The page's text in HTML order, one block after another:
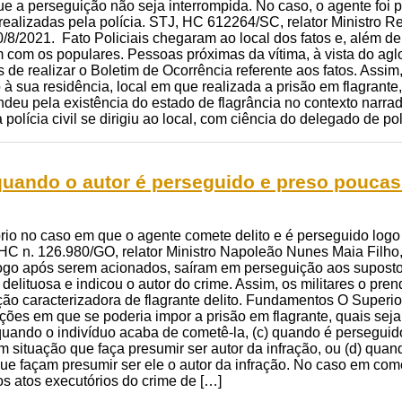
a perseguição não seja interrompida. No caso, o agente foi
pela polícia. STJ, HC 612264/SC, relator Ministro
8/2021. Fato Policiais chegaram ao local dos fatos e, além
com os populares. Pessoas próximas da vítima, à vista do
de realizar o Boletim de Ocorrência referente aos fatos.
sua residência, local em que realizada a prisão em
pela existência do estado de flagrância no contexto
polícia civil se dirigiu ao local, com ciência do delegado de
o autor é perseguido e preso
no caso em que o agente comete delito e é perseguido
n. 126.980/GO, relator Ministro Napoleão Nunes Maia
após serem acionados, saíram em perseguição aos
e indicou o autor do crime. Assim, os militares o
caracterizadora de flagrante delito. Fundamentos O
em que se poderia impor a prisão em flagrante, quais
o indivíduo acaba de cometê-la, (c) quando é
situação que faça presumir ser autor da infração, ou (d)
façam presumir ser ele o autor da infração. No caso em
atos executórios do crime de […]